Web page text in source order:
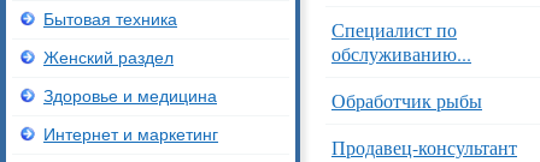
Специалист по
обслуживанию...
Обработчик рыбы
Продавец-консультант
Бытовая техника
Женский раздел
Здоровье и медицина
Интернет и маркетинг